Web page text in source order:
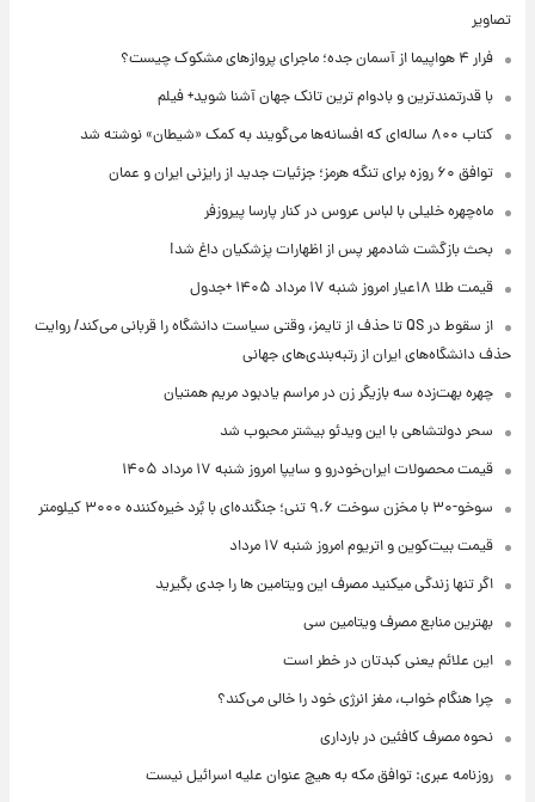
تصاویر
فرار ۴ هواپیما از آسمان جده؛ ماجرای پروازهای مشکوک چیست؟
با قدرتمندترین و بادوام ترین تانک جهان آشنا شوید+ فیلم
کتاب ۸۰۰ ساله‌ای که افسانه‌ها می‌گویند به کمک «شیطان» نوشته شد
توافق ۶۰ روزه برای تنگه هرمز؛ جزئیات جدید از رایزنی ایران و عمان
ماه‌چهره خلیلی با لباس عروس در کنار پارسا پیروزفر
بحث بازگشت شادمهر پس از اظهارات پزشکیان داغ شد!
قیمت طلا ۱۸عیار امروز شنبه ۱۷ مرداد ۱۴۰۵ +جدول
از سقوط در QS تا حذف از تایمز، وقتی سیاست دانشگاه را قربانی می‌کند/ روایت
حذف دانشگاه‌های ایران از رتبه‌بندی‌های جهانی
چهره بهت‌زده سه بازیگر زن در مراسم یادبود مریم همتیان
سحر دولتشاهی با این ویدئو بیشتر محبوب شد
قیمت محصولات ایران‌خودرو و سایپا امروز شنبه ۱۷ مرداد ۱۴۰۵
سوخو-۳۰ با مخزن سوخت ۹.۶ تنی؛ جنگنده‌ای با بُرد خیره‌کننده ۳۰۰۰ کیلومتر
قیمت بیت‌کوین و اتریوم امروز شنبه ۱۷ مرداد
اگر تنها زندگی میکنید مصرف این ویتامین ها را جدی بگیرید
بهترین منابع مصرف ویتامین سی
این علائم یعنی کبدتان در خطر است
چرا هنگام خواب، مغز انرژی خود را خالی می‌کند؟
نحوه مصرف کافئین در بارداری
روزنامه عبری: توافق مکه به هیچ عنوان علیه اسرائیل نیست